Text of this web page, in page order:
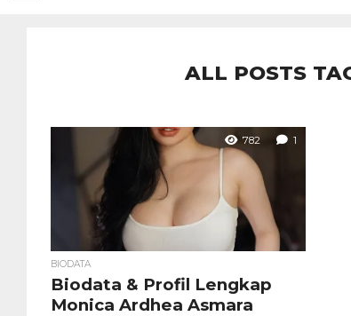
ALL POSTS
782 1
BIODATA
Biodata & Profil Lengkap
Monica Ardhea Asmara